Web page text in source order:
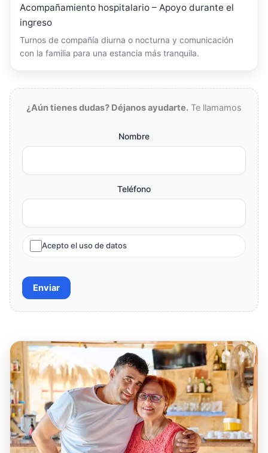
Acompañamiento hospitalario – Apoyo durante el
ingreso
Turnos de compañía diurna o nocturna y comunicación
con la familia para una estancia más tranquila.
¿Aún tienes dudas? Déjanos ayudarte. Te llamamos
Nombre
Teléfono
Acepto el uso de datos
Enviar